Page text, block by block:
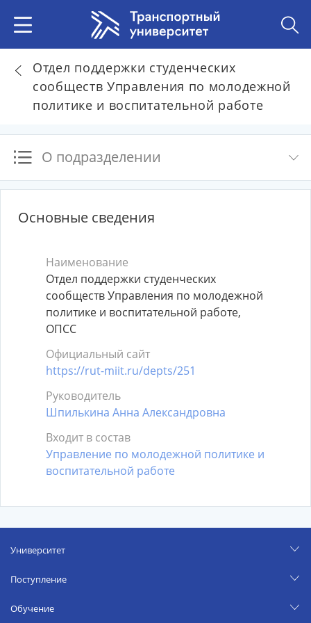
Отдел поддержки студенческих
сообществ Управления по молодежной
политике и воспитательной работе
О подразделении
Основные сведения
Наименование
Отдел поддержки студенческих
сообществ Управления по молодежной
политике и воспитательной работе,
ОПСС
Официальный сайт
https://rut-miit.ru/depts/251
Руководитель
Шпилькина Анна Александровна
Входит в состав
Управление по молодежной политике и
воспитательной работе
Университет
Поступление
Обучение